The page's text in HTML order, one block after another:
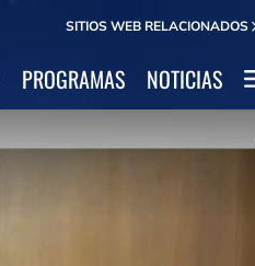
SITIOS WEB RELACIONADOS
PROGRAMAS NOTICIAS